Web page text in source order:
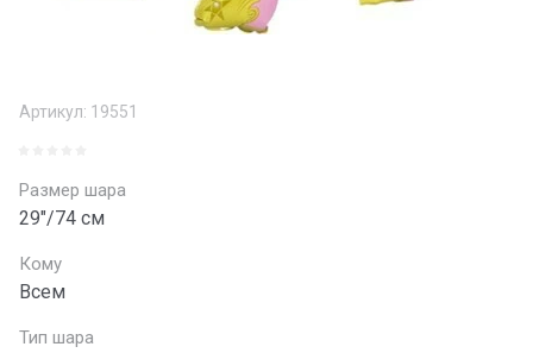
Артикул: 19551
Размер шара
29"/74 см
Кому
Всем
Тип шара